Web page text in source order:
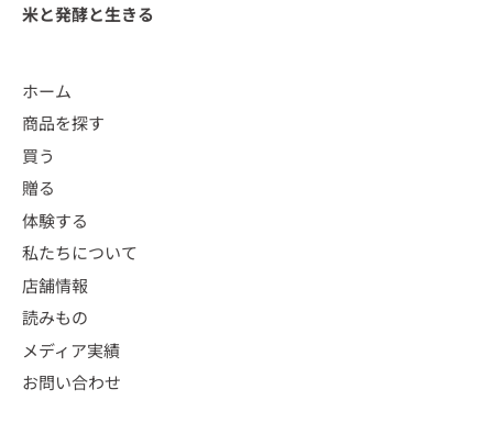
米と発酵と生きる
ホーム
商品を探す
買う
贈る
体験する
私たちについて
店舗情報
読みもの
メディア実績
お問い合わせ